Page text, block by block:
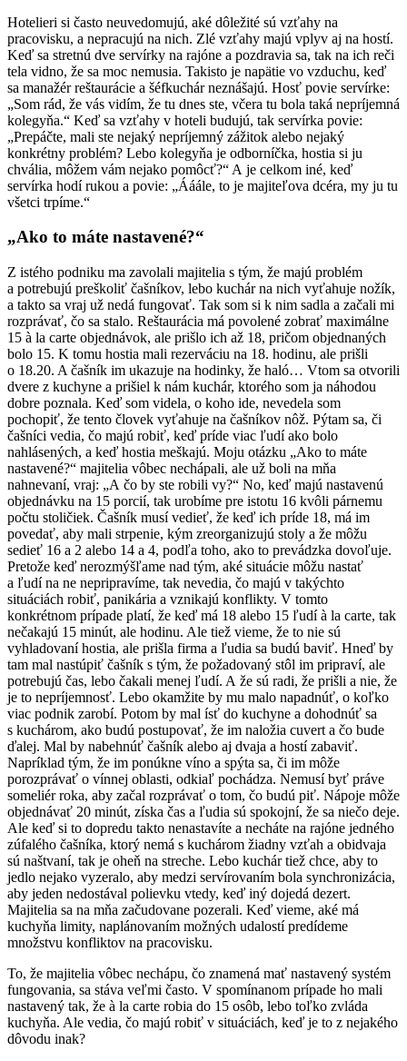
Hotelieri si často neuvedomujú, aké dôležité sú vzťahy na
pracovisku, a nepracujú na nich. Zlé vzťahy majú vplyv aj na hostí.
Keď sa stretnú dve servírky na rajóne a pozdravia sa, tak na ich reči
tela vidno, že sa moc nemusia. Takisto je napätie vo vzduchu, keď
sa manažér reštaurácie a šéfkuchár neznášajú. Hosť povie servírke:
„Som rád, že vás vidím, že tu dnes ste, včera tu bola taká nepríjemná
kolegyňa.“ Keď sa vzťahy v hoteli budujú, tak servírka povie:
„Prepáčte, mali ste nejaký nepríjemný zážitok alebo nejaký
konkrétny problém? Lebo kolegyňa je odborníčka, hostia si ju
chvália, môžem vám nejako pomôcť?“ A je celkom iné, keď
servírka hodí rukou a povie: „Ááále, to je majiteľova dcéra, my ju tu
všetci trpíme.“
„Ako to máte nastavené?“
Z istého podniku ma zavolali majitelia s tým, že majú problém
a potrebujú preškoliť čašníkov, lebo kuchár na nich vyťahuje nožík,
a takto sa vraj už nedá fungovať. Tak som si k nim sadla a začali mi
rozprávať, čo sa stalo. Reštaurácia má povolené zobrať maximálne
15 à la carte objednávok, ale prišlo ich až 18, pričom objednaných
bolo 15. K tomu hostia mali rezerváciu na 18. hodinu, ale prišli
o 18.20. A čašník im ukazuje na hodinky, že haló… Vtom sa otvorili
dvere z kuchyne a prišiel k nám kuchár, ktorého som ja náhodou
dobre poznala. Keď som videla, o koho ide, nevedela som
pochopiť, že tento človek vyťahuje na čašníkov nôž. Pýtam sa, či
čašníci vedia, čo majú robiť, keď príde viac ľudí ako bolo
nahlásených, a keď hostia meškajú. Moju otázku „Ako to máte
nastavené?“ majitelia vôbec nechápali, ale už boli na mňa
nahnevaní, vraj: „A čo by ste robili vy?“ No, keď majú nastavenú
objednávku na 15 porcií, tak urobíme pre istotu 16 kvôli párnemu
počtu stoličiek. Čašník musí vedieť, že keď ich príde 18, má im
povedať, aby mali strpenie, kým zreorganizujú stoly a že môžu
sedieť 16 a 2 alebo 14 a 4, podľa toho, ako to prevádzka dovoľuje.
Pretože keď nerozmýšľame nad tým, aké situácie môžu nastať
a ľudí na ne nepripravíme, tak nevedia, čo majú v takýchto
situáciách robiť, panikária a vznikajú konflikty. V tomto
konkrétnom prípade platí, že keď má 18 alebo 15 ľudí à la carte, tak
nečakajú 15 minút, ale hodinu. Ale tiež vieme, že to nie sú
vyhladovaní hostia, ale prišla firma a ľudia sa budú baviť. Hneď by
tam mal nastúpiť čašník s tým, že požadovaný stôl im pripraví, ale
potrebujú čas, lebo čakali menej ľudí. A že sú radi, že prišli a nie, že
je to nepríjemnosť. Lebo okamžite by mu malo napadnúť, o koľko
viac podnik zarobí. Potom by mal ísť do kuchyne a dohodnúť sa
s kuchárom, ako budú postupovať, že im naložia cuvert a čo bude
ďalej. Mal by nabehnúť čašník alebo aj dvaja a hostí zabaviť.
Napríklad tým, že im ponúkne víno a spýta sa, či im môže
porozprávať o vínnej oblasti, odkiaľ pochádza. Nemusí byť práve
someliér roka, aby začal rozprávať o tom, čo budú piť. Nápoje môže
objednávať 20 minút, získa čas a ľudia sú spokojní, že sa niečo deje.
Ale keď si to dopredu takto nenastavíte a necháte na rajóne jedného
zúfalého čašníka, ktorý nemá s kuchárom žiadny vzťah a obidvaja
sú naštvaní, tak je oheň na streche. Lebo kuchár tiež chce, aby to
jedlo nejako vyzeralo, aby medzi servírovaním bola synchronizácia,
aby jeden nedostával polievku vtedy, keď iný dojedá dezert.
Majitelia sa na mňa začudovane pozerali. Keď vieme, aké má
kuchyňa limity, naplánovaním možných udalostí predídeme
množstvu konfliktov na pracovisku.
To, že majitelia vôbec nechápu, čo znamená mať nastavený systém
fungovania, sa stáva veľmi často. V spomínanom prípade ho mali
nastavený tak, že à la carte robia do 15 osôb, lebo toľko zvláda
kuchyňa. Ale vedia, čo majú robiť v situáciách, keď je to z nejakého
dôvodu inak?